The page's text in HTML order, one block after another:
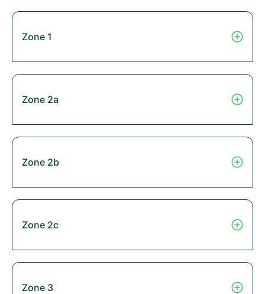
Zone 1
Zone 2a
Zone 2b
Zone 2c
Zone 3